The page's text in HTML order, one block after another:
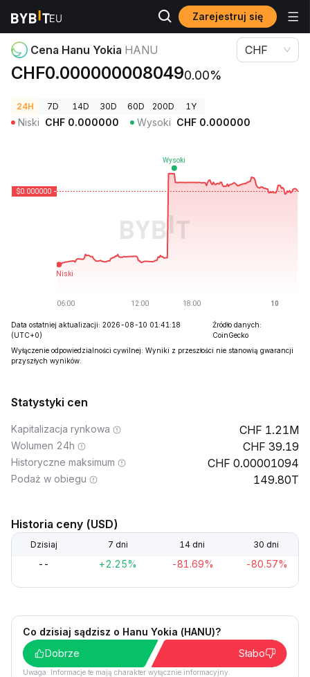
Zarejestruj się
Ceny kryptowalut Cena Hanu Yokia HANU
Cena Hanu Yokia HANU
CHF0.0000000080490.00%
CHF
24H 7D 14D 30D 60D 200D 1Y
Niski CHF 0.000000 Wysoki CHF 0.000000
Data ostatniej aktualizacji: 2026-08-10 01:41:18
(UTC+0)
Źródło danych:
CoinGecko
Wyłączenie odpowiedzialności cywilnej: Wyniki z przeszłości nie stanowią gwarancji
przyszłych wyników.
Statystyki cen
Kapitalizacja rynkowa 1.21M
Wolumen 24h 39.19
Historyczne maksimum 0.00001094
Podaż w obiegu 149.80T
Historia ceny (USD)
Dzisiaj 7 dni 14 dni 30 dni
-- +2.25% -81.69% -80.57%
Co dzisiaj sądzisz o Hanu Yokia (HANU)?
Dobrze
Słabo
Uwaga: Informacje te mają charakter wyłącznie informacyjny.